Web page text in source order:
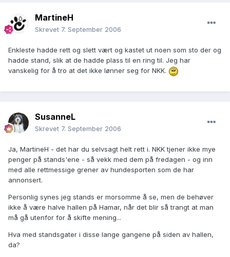
MartineH
Skrevet 7. September 2006
Enkleste hadde rett og slett vært og kastet ut noen som sto der og
hadde stand, slik at de hadde plass til en ring til. Jeg har
vanskelig for å tro at det ikke lønner seg for NKK.
SusanneL
Skrevet 7. September 2006
Ja, MartineH - det har du selvsagt helt rett i. NKK tjener ikke mye
penger på stands'ene - så vekk med dem på fredagen - og inn
med alle rettmessige grener av hundesporten som de har
annonsert.
Personlig synes jeg stands er morsomme å se, men de behøver
ikke å være halve hallen på Hamar, når det blir så trangt at man
må gå utenfor for å skifte mening...
Hva med standsgater i disse lange gangene på siden av hallen,
da?